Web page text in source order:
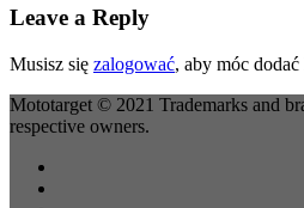
Leave a Reply
Musisz się zalogować, aby móc
Mototarget © 2021 Trademarks and
respective owners.